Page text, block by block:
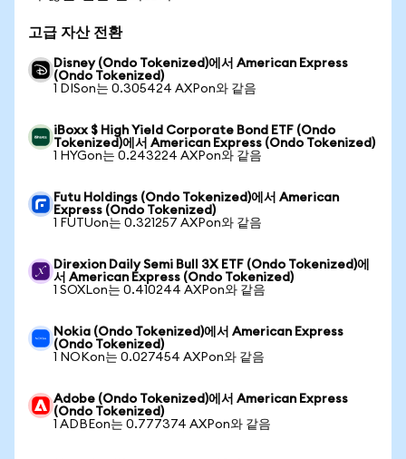
고급 자산 전환
Disney (Ondo Tokenized)에서 American Express
(Ondo Tokenized)
1 DISon는 0.305424 AXPon와 같음
iBoxx $ High Yield Corporate Bond ETF (Ondo
Tokenized)에서 American Express (Ondo Tokenized)
1 HYGon는 0.243224 AXPon와 같음
Futu Holdings (Ondo Tokenized)에서 American
Express (Ondo Tokenized)
1 FUTUon는 0.321257 AXPon와 같음
Direxion Daily Semi Bull 3X ETF (Ondo Tokenized)에
서 American Express (Ondo Tokenized)
1 SOXLon는 0.410244 AXPon와 같음
Nokia (Ondo Tokenized)에서 American Express
(Ondo Tokenized)
1 NOKon는 0.027454 AXPon와 같음
Adobe (Ondo Tokenized)에서 American Express
(Ondo Tokenized)
1 ADBEon는 0.777374 AXPon와 같음